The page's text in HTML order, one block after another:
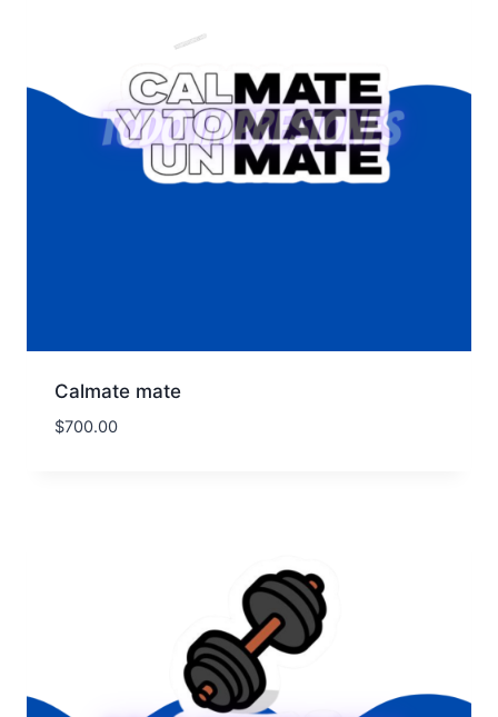
Calmate mate
$700.00